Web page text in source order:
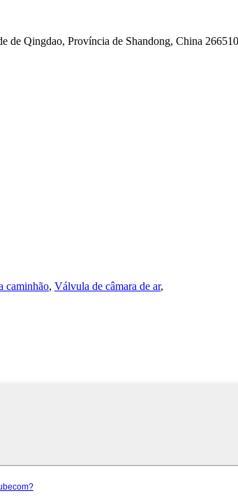
de Qingdao, Província de Shandong, China 266510
caminhão, Válvula de câmara de ar,